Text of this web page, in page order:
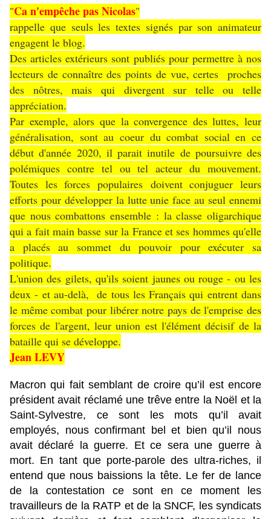
"Ca n'empêche pas Nicolas"
rappelle que seuls les textes signés par son animateur
engagent le blog.
Des articles extérieurs sont publiés pour permettre à nos
lecteurs de connaître des points de vue, certes proches
des nôtres, mais qui divergent sur telle ou telle
appréciation.
Par exemple, alors que la convergence des luttes, leur
généralisation, sont au coeur du combat social en ce
début d'année 2020, il parait inutile de poursuivre des
polémiques contre tel ou tel acteur du mouvement.
Toutes les forces populaires doivent conjuguer leurs
efforts pour développer la lutte unie face au seul ennemi
que nous combattons ensemble : la classe oligarchique
qui a fait main basse sur la France et ses hommes qu'elle
a placés au sommet du pouvoir pour exécuter sa
politique.
L'union des gilets, qu'ils soient jaunes ou rouge - ou les
deux - et au-delà, de tous les Français qui entrent dans
le même combat pour libérer notre pays de l'emprise des
forces de l'argent, leur union est l'élément décisif de la
bataille qui se développe.
Jean LEVY
Macron qui fait semblant de croire qu’il est encore
président avait réclamé une trêve entre la Noël et la
Saint-Sylvestre, ce sont les mots qu’il avait
employés, nous confirmant bel et bien qu’il nous
avait déclaré la guerre. Et ce sera une guerre à
mort. En tant que porte-parole des ultra-riches, il
entend que nous baissions la tête. Le fer de lance
de la contestation ce sont en ce moment les
travailleurs de la RATP et de la SNCF, les syndicats